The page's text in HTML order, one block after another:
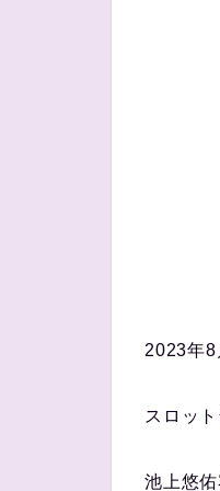
2023年8
スロッ
池上悠